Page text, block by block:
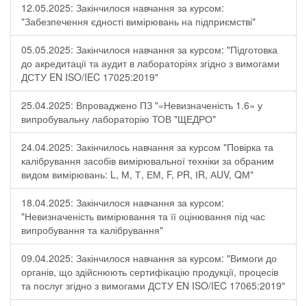
12.05.2025: Закінчилося навчання за курсом:
"Забезпечення єдності вимірювань на підприємстві"
05.05.2025: Закінчилося навчання за курсом: "Підготовка
до акредитації та аудит в лабораторіях згідно з вимогами
ДСТУ EN ISO/IEC 17025:2019"
25.04.2025: Впроваджено ПЗ "«Невизначеність 1.6» у
випробувальну лабораторію ТОВ "ЩЕДРО"
24.04.2025: Закінчилось навчання за курсом "Повірка та
калібрування засобів вимірювальної техніки за обраним
видом вимірювань: L, М, Т, ЕМ, F, РR, ІR, АUV, QМ"
18.04.2025: Закінчилося навчання за курсом:
"Невизначеність вимірювання та її оцінювання під час
випробування та калібрування"
09.04.2025: Закінчилося навчання за курсом: "Вимоги до
органів, що здійснюють сертифікацію продукції, процесів
та послуг згідно з вимогами ДСТУ EN ISO/IEC 17065:2019"